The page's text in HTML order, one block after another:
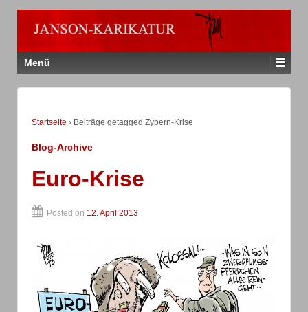
Menü
Startseite › Beiträge getagged Zypern-Krise
Blog-Archive
Euro-Krise
Posted on 12. April 2013